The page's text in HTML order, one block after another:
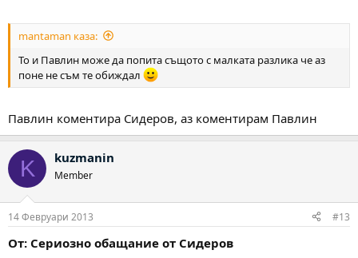
mantaman каза:
То и Павлин може да попита същото с малката разлика че аз
поне не съм те обиждал
Павлин коментира Сидеров, аз коментирам Павлин
K kuzmanin
Member
14 Февруари 2013 #13
От: Сериозно обащание от Сидеров